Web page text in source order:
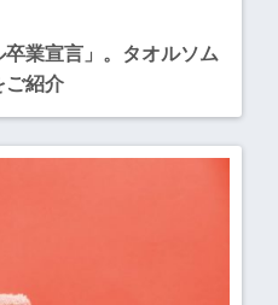
業宣言」。タオルソム
ご紹介